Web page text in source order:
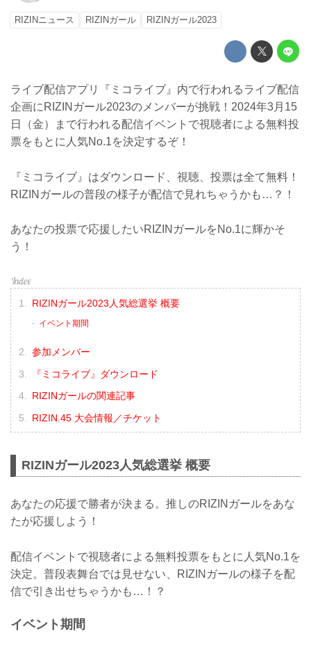
RIZINニュース RIZINガール RIZINガール2023
ライブ配信アプリ『ミコライブ』内で行われるライブ配信
企画にRIZINガール2023のメンバーが挑戦！2024年3月15
日（金）まで行われる配信イベントで視聴者による無料投
票をもとに人気No.1を決定するぞ！
『ミコライブ』はダウンロード、視聴、投票は全て無料！
RIZINガールの普段の様子が配信で見れちゃうかも…？！
あなたの投票で応援したいRIZINガールをNo.1に輝かそ
う！
RIZINガール2023人気総選挙 概要
イベント期間
参加メンバー
『ミコライブ』ダウンロード
RIZINガールの関連記事
RIZIN.45 大会情報／チケット
RIZINガール2023人気総選挙 概要
あなたの応援で勝者が決まる。推しのRIZINガールをあな
たが応援しよう！
配信イベントで視聴者による無料投票をもとに人気No.1を
決定。普段表舞台では見せない、RIZINガールの様子を配
信で引き出せちゃうかも…！？
イベント期間